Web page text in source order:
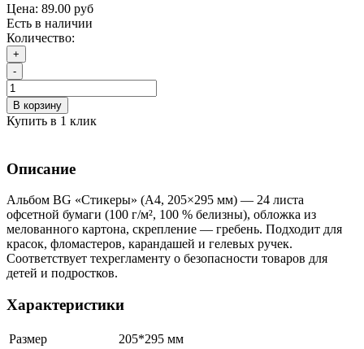
Цена: 89.00 руб
Есть в наличии
Количество:
+
-
В корзину
Купить в 1 клик
Описание
Альбом BG «Стикеры» (А4, 205×295 мм) — 24 листа
офсетной бумаги (100 г/м², 100 % белизны), обложка из
мелованного картона, скрепление — гребень. Подходит для
красок, фломастеров, карандашей и гелевых ручек.
Соответствует техрегламенту о безопасности товаров для
детей и подростков.
Характеристики
Размер 205*295 мм